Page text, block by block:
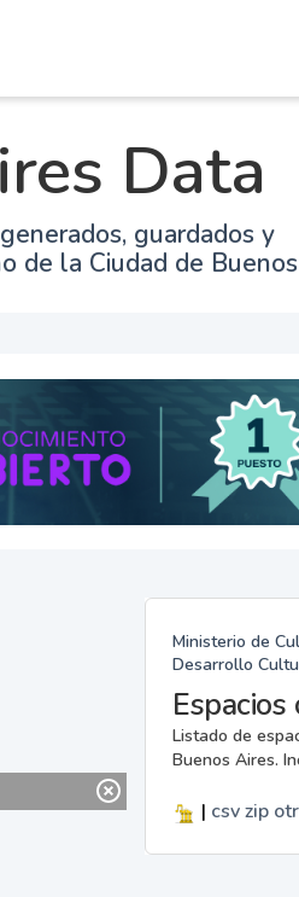
Data
guardados y
de la Ciudad de Buenos
Ministerio de
Desarrollo
Listado de
Buenos Aires.
| csvzip